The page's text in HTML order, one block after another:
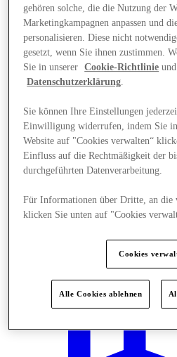
Angebote
gehören solche, die die Nutzung der
Marketingkampagnen anpassen und
personalisieren. Diese nicht
gesetzt, wenn Sie ihnen zustimmen.
Sie in unserer
Cookie-Richtlinie
Datenschutzerklärung.
Sie können Ihre Einstellungen
Einwilligung widerrufen, indem Sie
Website auf "Cookies verwalten“
Einfluss auf die Rechtmäßigkeit der
durchgeführten Datenverarbeitung.
Für Informationen über Dritte, an die
klicken Sie unten auf "Cookies
Cookies
Alle Cookies ablehnen